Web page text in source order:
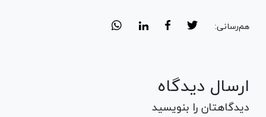
هم‌رسانی:
ارسال دیدگاه
دیدگاهتان را بنویسید